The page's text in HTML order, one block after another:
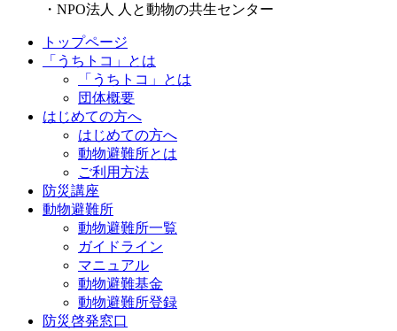
・NPO法人 人と動物の共生センター
トップページ
「うちトコ」とは
「うちトコ」とは
団体概要
はじめての方へ
はじめての方へ
動物避難所とは
ご利用方法
防災講座
動物避難所
動物避難所一覧
ガイドライン
マニュアル
動物避難基金
動物避難所登録
防災啓発窓口